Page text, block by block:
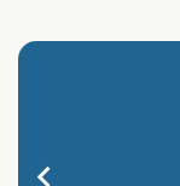
chevron_left